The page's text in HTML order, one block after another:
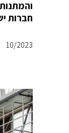
חברות
10/2023